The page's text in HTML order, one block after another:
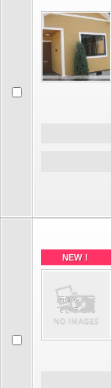
NEW！